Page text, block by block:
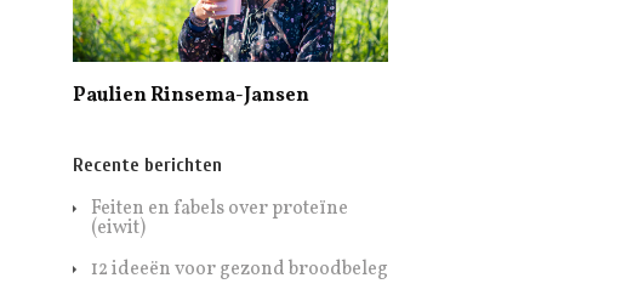
Paulien Rinsema-Jansen
Recente berichten
Feiten en fabels over proteïne
(eiwit)
12 ideeën voor gezond broodbeleg